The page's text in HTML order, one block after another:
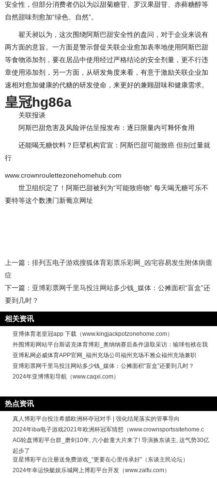
安全性，但部分消费者仍以为以甜菊糖苷、罗汉果甜苷、赤藓糖醇等
自然甜味剂愈加“绿色、自然”。
翟天昶以为，这次围绕阿斯巴甜安全性的盘问，对于企业来说有
两方面的意旨。一方面是警示督促关联企业愈加表率地使用阿斯巴甜
等食物添加剂，要在居品中使用经过严格结论的安全剂量，更不行违
章使用添加剂，另一方面，从研发角度来看，有意于激励关联企业加
速相对愈加健康的代糖的研发使命，来更好的兼顾甜味和健康需求。
皇冠hg86a
关联报谈
阿斯巴甜危害及风险评估呈报发布：逐日限量内可释怀食用
还能喝无糖饮料？巨擘机构官宣：阿斯巴甜可能致癌 但别过量就
行
www.crownroulettezonehomehub.com
世卫组织定了！阿斯巴甜被列为“可能致癌物” 每天喝无糖可乐不
要特等这个数澳门新葡京网址
上一篇： 排列五电子游戏搜狐体育彩票乐彩网_凶宅容易发生附体病癔
症
下一篇： 亚博彩票网千里马投注网站多少钱_媒体：公摊面积“盲盒”还
要到几时？
相关资讯
亚博体育老皇冠app 下载（www.kingjackpotzonehome.com）
外围博彩网站平台斯诺克体育博彩_奥纳纳赛后条件汲取采访：输球包袱在我
亚博私网必威体育APP官网_福州充场公司福州充场不雅众福州充场兼职
亚博彩票网千里马投注网站多少钱_媒体：公摊面积“盲盒”还要到几时？
2024年亚博博彩导航（www.caqxi.com）
热点资讯
真人博彩平台投注希腊欧洲杯夺冠对手 | 强化结尾落实的管事导向
2024年iba电子游戏2021年欧洲杯冠军猜想（www.crownsportssitehome.c
AG轮盘博彩平台群_磨剑10年, 六小龄童大片来了! 导演换东谈主, 这气势30亿
起步了
亚星博彩平台注册送免费游戏_“更要在心里传承好”（东谈主民论坛）
2024年幸运快艇娱乐城网上博彩平台开发（www.zalfu.com）